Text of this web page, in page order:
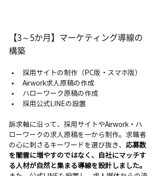
【3～5か月】マーケティング導線の
構築
採用サイトの制作（PC版・スマホ版）
Airwork求人原稿の作成
ハローワーク原稿の作成
採用公式LINEの設置
訴求軸に沿って、採用サイトやAirwork・ハ
ローワークの求人原稿を一から制作。求職者
の心に刺さるキーワードを選び抜き、 応募数
を闇雲に増やすのではなく、自社にマッチす
る人材が自然と集まる導線を設計しました。